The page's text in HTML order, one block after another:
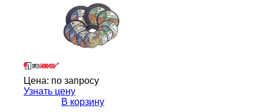
Цена: по запросу
Узнать цену
В корзину